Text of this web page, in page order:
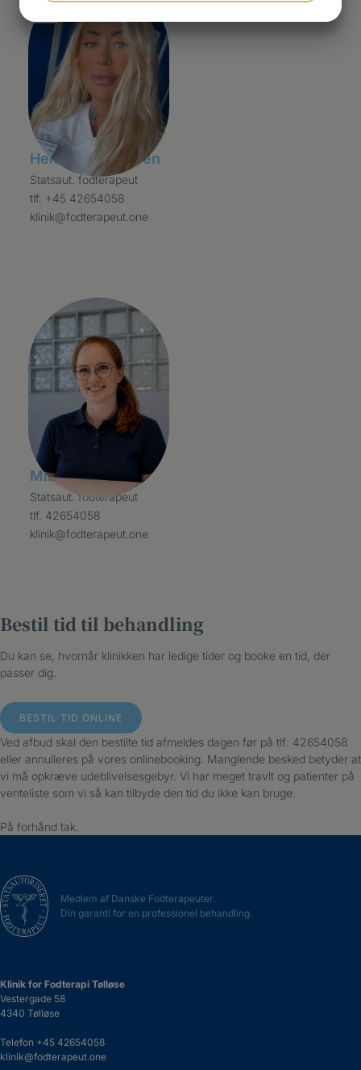
Helene Berthelsen
Statsaut. fodterapeut
tlf. +45 42654058
klinik@fodterapeut.one
Mia Helt
Statsaut. fodterapeut
tlf. 42654058
klinik@fodterapeut.one
Bestil tid til behandling
Du kan se, hvornår klinikken har ledige tider og booke en tid, der
passer dig.
BESTIL TID ONLINE
Ved afbud skal den bestilte tid afmeldes dagen før på tlf: 42654058
eller annulleres på vores onlinebooking. Manglende besked betyder at
vi må opkræve udeblivelsesgebyr. Vi har meget travlt og patienter på
venteliste som vi så kan tilbyde den tid du ikke kan bruge.
På forhånd tak.
Medlem af Danske Fodterapeuter.
Din garanti for en professionel behandling.
Klinik for Fodterapi Tølløse
Vestergade 58
4340 Tølløse
Telefon +45 42654058
klinik@fodterapeut.one
MARKETING